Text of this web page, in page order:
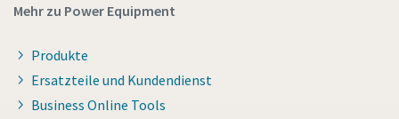
Mehr zu Power Equipment
Produkte
Ersatzteile und Kundendienst
Business Online Tools